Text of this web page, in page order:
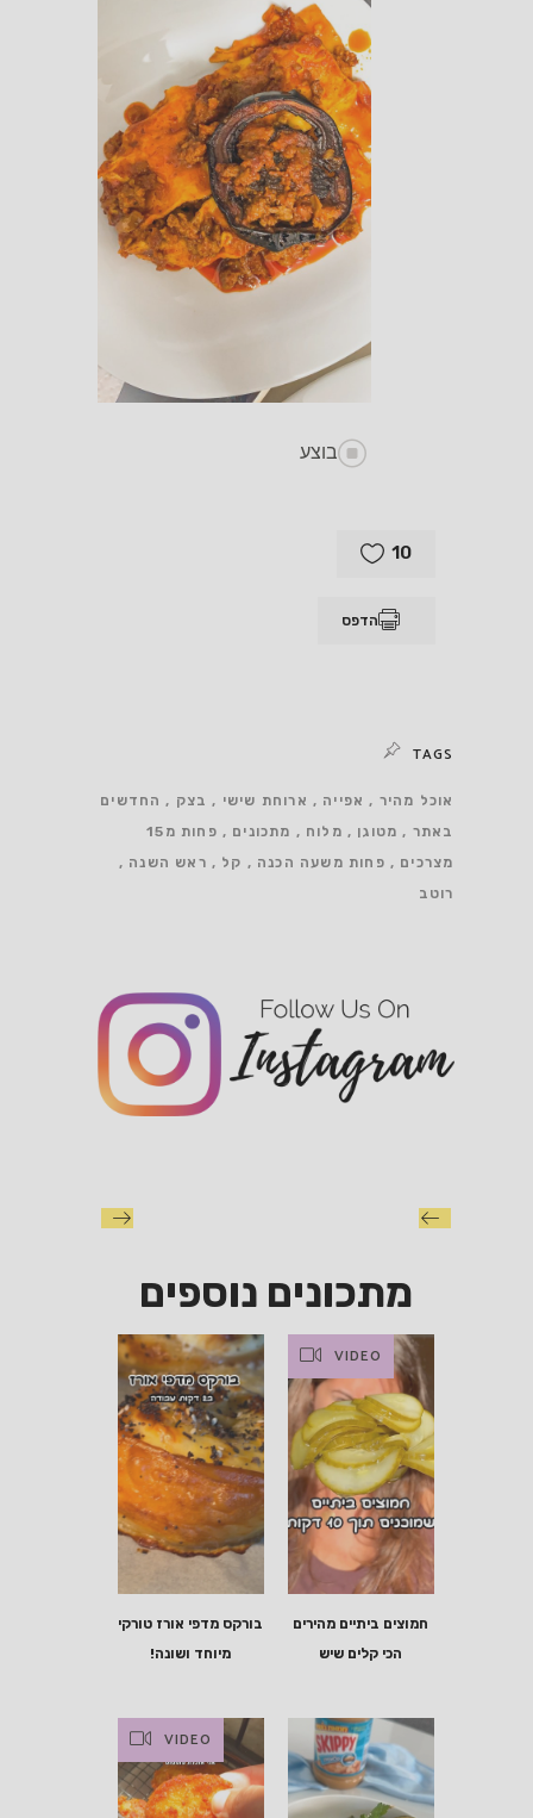
בוצע
10
הדפס
TAGS
אוכל מהיר אפייה ארוחת שישי בצק
החדשים
באתר
מטוגן מלוח מתכונים
פחות מ15
מצרכים
פחות משעה הכנה קל
ראש השנה
רוטב
מתכונים נוספים
בורקס מדפי אורז טורקי
מיוחד ושונה!
VIDEO
חמוצים ביתיים מהירים
הכי קלים שיש
VIDEO